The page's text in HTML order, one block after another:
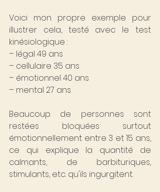
Voici mon propre exemple pour
illustrer cela, testé avec le test
kinésiologique :
– légal 49 ans
– cellulaire 35 ans
– émotionnel 40 ans
– mental 27 ans
Beaucoup de personnes sont
restées bloquées surtout
émotionnellement entre 3 et 15 ans,
ce qui explique la quantité de
calmants, de barbituriques,
stimulants, etc. qu'ils ingurgitent.